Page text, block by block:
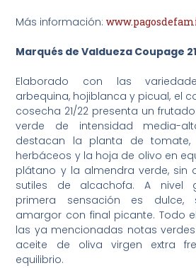
Más información:
Marqués de Valdueza Coupage
Elaborado con las
arbequina, hojiblanca y picual, el
cosecha 21/22 presenta un
verde de intensidad media-
destacan la planta de tomate,
herbáceos y la hoja de olivo en
plátano y la almendra verde, sin
sutiles de alcachofa. A nivel
primera sensación es dulce,
amargor con final picante. Todo
las ya mencionadas notas
aceite de oliva virgen extra
equilibrio.